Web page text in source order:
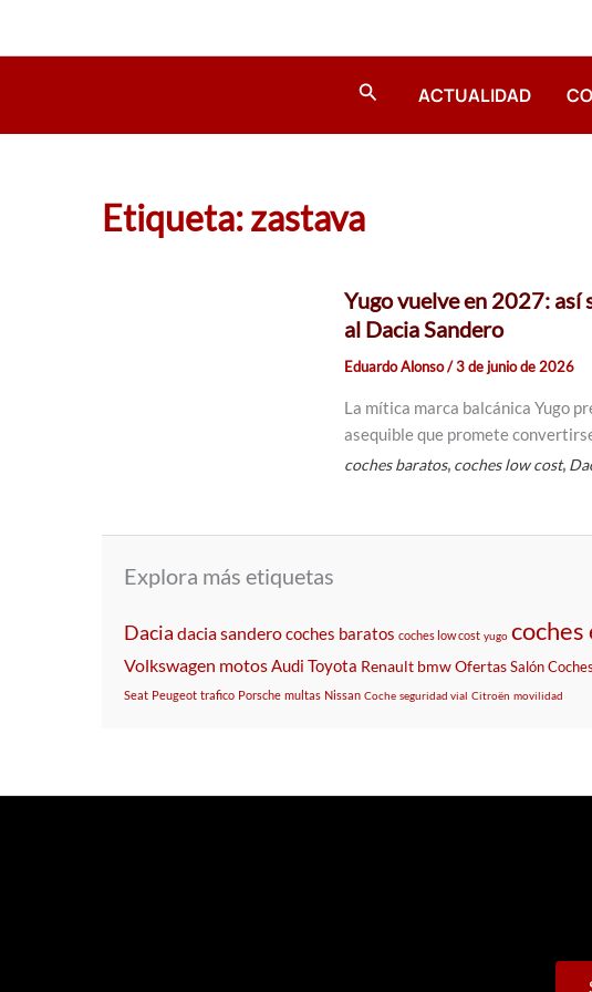
Buscar ACTUALIDAD
Etiqueta: zastava
Yugo vuelve en 2027: así
al Dacia Sandero
Eduardo Alonso/3 de junio de 2026
La mítica marca balcánica Yugo
asequible que promete
coches baratos, coches low cost,
Explora más etiquetas
Dacia dacia sanderocoches baratos coches low cost yugo
Volkswagen motos Audi Toyota Renault bmwOfertasSalónCoches
Seat Peugeot trafico Porsche multas Nissan Coche seguridad vial Citroën movilidad